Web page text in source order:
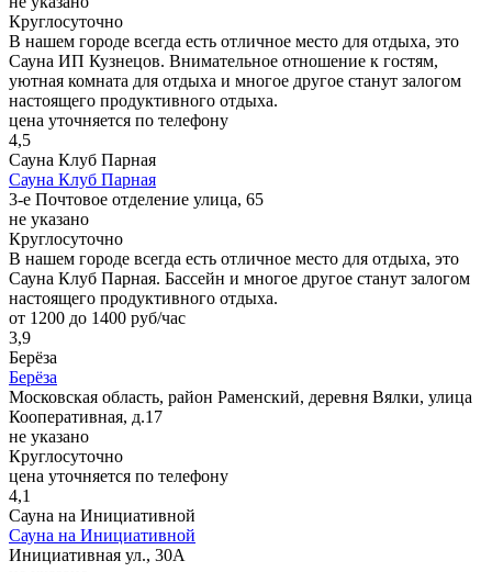
Круглосуточно
В нашем городе всегда есть отличное место для отдыха, это
Сауна ИП Кузнецов. Внимательное отношение к гостям,
уютная комната для отдыха и многое другое станут залогом
настоящего продуктивного отдыха.
цена уточняется по телефону
4,5
Сауна Клуб Парная
Сауна Клуб Парная
3-е Почтовое отделение улица, 65
не указано
Круглосуточно
В нашем городе всегда есть отличное место для отдыха, это
Сауна Клуб Парная. Бассейн и многое другое станут залогом
настоящего продуктивного отдыха.
от 1200 до 1400 руб/час
3,9
Берёза
Берёза
Московская область, район Раменский, деревня Вялки, улица
Кооперативная, д.17
не указано
Круглосуточно
цена уточняется по телефону
4,1
Сауна на Инициативной
Сауна на Инициативной
Инициативная ул., 30А